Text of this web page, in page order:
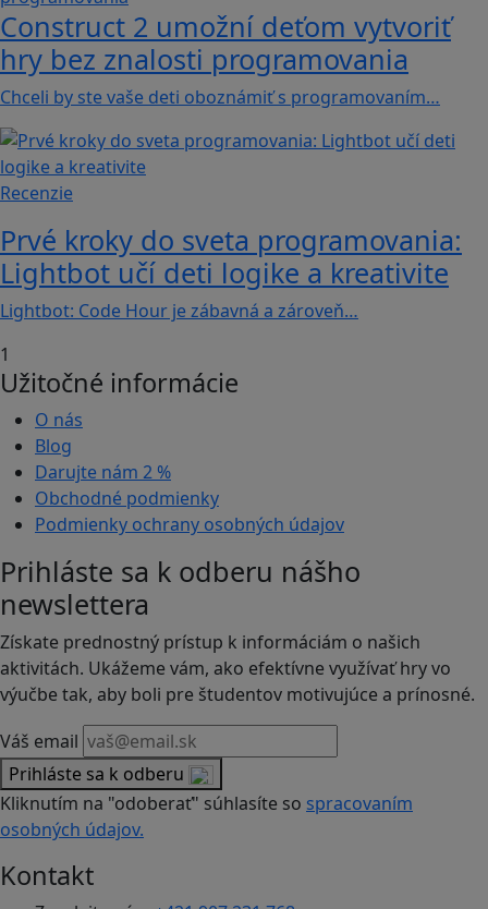
Construct 2 umožní deťom vytvoriť
hry bez znalosti programovania
Chceli by ste vaše deti oboznámiť s programovaním…
Recenzie
Prvé kroky do sveta programovania:
Lightbot učí deti logike a kreativite
Lightbot: Code Hour je zábavná a zároveň…
1
Užitočné informácie
O nás
Blog
Darujte nám 2 %
Obchodné podmienky
Podmienky ochrany osobných údajov
Prihláste sa k odberu nášho
newslettera
Získate prednostný prístup k informáciám o našich
aktivitách. Ukážeme vám, ako efektívne využívať hry vo
výučbe tak, aby boli pre študentov motivujúce a prínosné.
Váš email
Prihláste sa k odberu
Kliknutím na "odoberať" súhlasíte so spracovaním
osobných údajov.
Kontakt